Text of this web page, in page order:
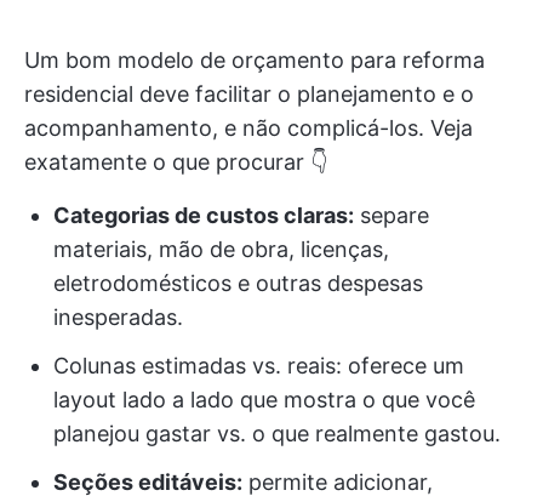
Um bom modelo de orçamento para reforma
residencial deve facilitar o planejamento e o
acompanhamento, e não complicá-los. Veja
exatamente o que procurar 👇
Categorias de custos claras: separe
materiais, mão de obra, licenças,
eletrodomésticos e outras despesas
inesperadas.
Colunas estimadas vs. reais: oferece um
layout lado a lado que mostra o que você
planejou gastar vs. o que realmente gastou.
Seções editáveis: permite adicionar,